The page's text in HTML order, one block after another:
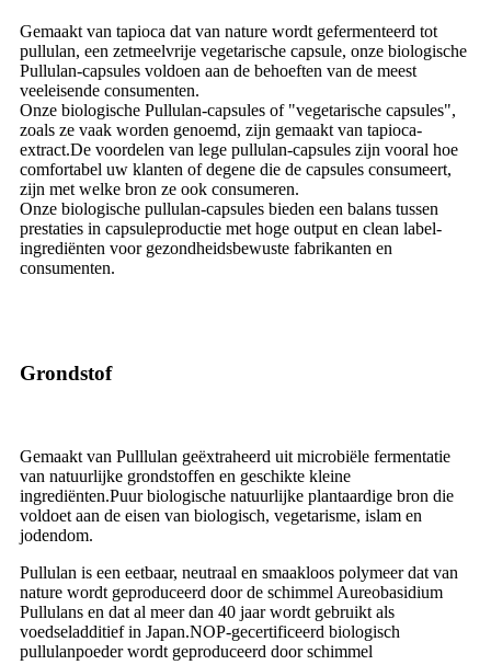
Gemaakt van tapioca dat van nature wordt gefermenteerd tot
pullulan, een zetmeelvrije vegetarische capsule, onze biologische
Pullulan-capsules voldoen aan de behoeften van de meest
veeleisende consumenten.
Onze biologische Pullulan-capsules of "vegetarische capsules",
zoals ze vaak worden genoemd, zijn gemaakt van tapioca-
extract.De voordelen van lege pullulan-capsules zijn vooral hoe
comfortabel uw klanten of degene die de capsules consumeert,
zijn met welke bron ze ook consumeren.
Onze biologische pullulan-capsules bieden een balans tussen
prestaties in capsuleproductie met hoge output en clean label-
ingrediënten voor gezondheidsbewuste fabrikanten en
consumenten.
Grondstof
Gemaakt van Pulllulan geëxtraheerd uit microbiële fermentatie
van natuurlijke grondstoffen en geschikte kleine
ingrediënten.Puur biologische natuurlijke plantaardige bron die
voldoet aan de eisen van biologisch, vegetarisme, islam en
jodendom.
Pullulan is een eetbaar, neutraal en smaakloos polymeer dat van
nature wordt geproduceerd door de schimmel Aureobasidium
Pullulans en dat al meer dan 40 jaar wordt gebruikt als
voedseladditief in Japan.NOP-gecertificeerd biologisch
pullulanpoeder wordt geproduceerd door schimmel